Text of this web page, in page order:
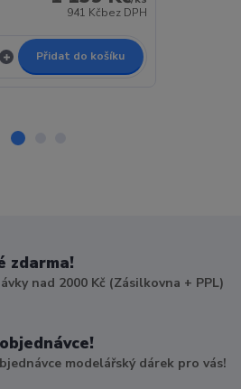
941 Kčbez DPH
Přidat do košíku
zdarma!
nad 2000 Kč (Zásilkovna + PPL)
modelářský dárek pro vás!